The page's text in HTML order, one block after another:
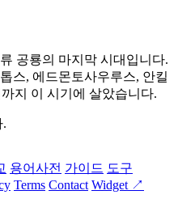
공룡의 마지막 시대입니다.
스, 에드몬토사우루스, 안킬
지 이 시기에 살았습니다.
.
용어사전 가이드 도구
Terms Contact Widget ↗